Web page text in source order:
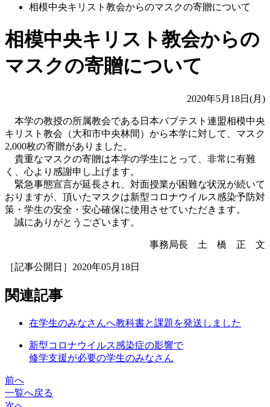
相模中央キリスト教会からのマスクの寄贈について
相模中央キリスト教会からの
マスクの寄贈について
2020年5月18日(月)
本学の教授の所属教会である日本バプテスト連盟相模中央
キリスト教会（大和市中央林間）から本学に対して、マスク
2,000枚の寄贈がありました。
貴重なマスクの寄贈は本学の学生にとって、非常に有難
く、心より感謝申し上げます。
緊急事態宣言が延長され、対面授業が困難な状況が続いて
おりますが、頂いたマスクは新型コロナウイルス感染予防対
策・学生の安全・安心確保に使用させていただきます。
誠にありがとうございます。
事務局長 土 橋 正 文
［記事公開日］2020年05月18日
関連記事
在学生のみなさんへ教科書と課題を発送しました
新型コロナウイルス感染症の影響で
修学支援が必要の学生のみなさん
前へ
一覧へ戻る